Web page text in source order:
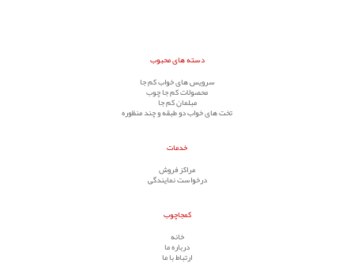
دسته های محبوب
سرویس های خواب کم جا
محصولات کم جا چوب
مبلمان کم جا
تخت های خواب دو طبقه و چند منظوره
خدمات
مراکز فروش
درخواست نمایندگی
کمجاچوب
خانه
درباره ما
ارتباط با ما